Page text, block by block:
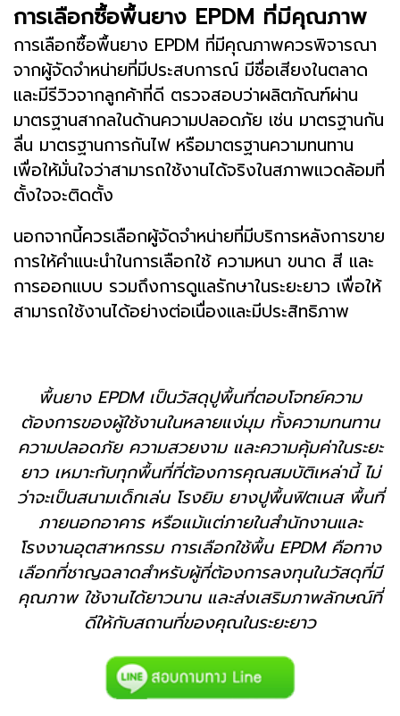
การเลือกซื้อพื้นยาง EPDM ที่มีคุณภาพ
การเลือกซื้อพื้นยาง EPDM ที่มีคุณภาพควรพิจารณา
จากผู้จัดจำหน่ายที่มีประสบการณ์ มีชื่อเสียงในตลาด
และมีรีวิวจากลูกค้าที่ดี ตรวจสอบว่าผลิตภัณฑ์ผ่าน
มาตรฐานสากลในด้านความปลอดภัย เช่น มาตรฐานกัน
ลื่น มาตรฐานการกันไฟ หรือมาตรฐานความทนทาน
เพื่อให้มั่นใจว่าสามารถใช้งานได้จริงในสภาพแวดล้อมที่
ตั้งใจจะติดตั้ง
นอกจากนี้ควรเลือกผู้จัดจำหน่ายที่มีบริการหลังการขาย
การให้คำแนะนำในการเลือกใช้ ความหนา ขนาด สี และ
การออกแบบ รวมถึงการดูแลรักษาในระยะยาว เพื่อให้
สามารถใช้งานได้อย่างต่อเนื่องและมีประสิทธิภาพ
พื้นยาง EPDM เป็นวัสดุปูพื้นที่ตอบโจทย์ความ
ต้องการของผู้ใช้งานในหลายแง่มุม ทั้งความทนทาน
ความปลอดภัย ความสวยงาม และความคุ้มค่าในระยะ
ยาว เหมาะกับทุกพื้นที่ที่ต้องการคุณสมบัติเหล่านี้ ไม่
ว่าจะเป็นสนามเด็กเล่น โรงยิม ยางปูพื้นฟิตเนส พื้นที่
ภายนอกอาคาร หรือแม้แต่ภายในสำนักงานและ
โรงงานอุตสาหกรรม การเลือกใช้พื้น EPDM คือทาง
เลือกที่ชาญฉลาดสำหรับผู้ที่ต้องการลงทุนในวัสดุที่มี
คุณภาพ ใช้งานได้ยาวนาน และส่งเสริมภาพลักษณ์ที่
ดีให้กับสถานที่ของคุณในระยะยาว